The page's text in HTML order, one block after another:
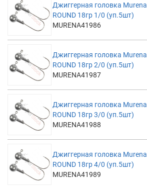
Джиггерная головка Murena
ROUND 18гр 1/0 (уп.5шт)
MURENA41986
Джиггерная головка Murena
ROUND 18гр 2/0 (уп.5шт)
MURENA41987
Джиггерная головка Murena
ROUND 18гр 3/0 (уп.5шт)
MURENA41988
Джиггерная головка Murena
ROUND 18гр 4/0 (уп.5шт)
MURENA41989